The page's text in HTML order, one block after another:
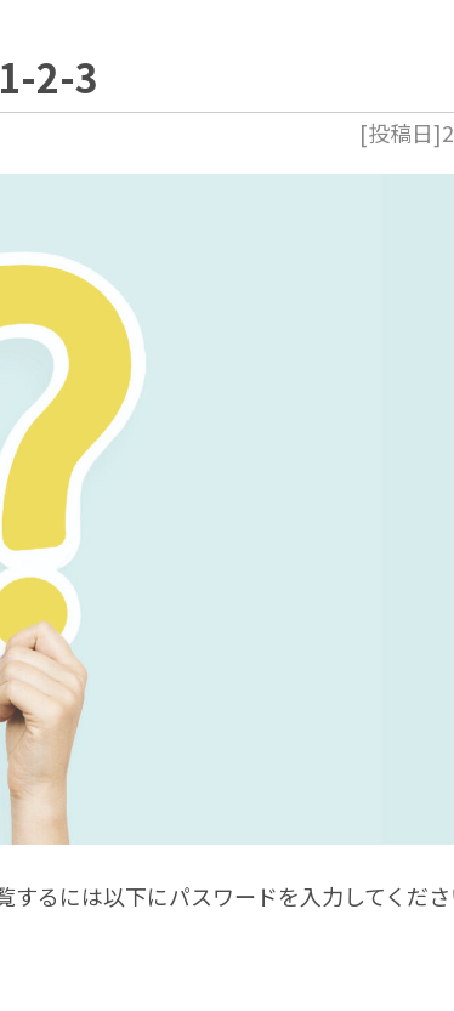
2-3
[投稿日
るには以下にパスワードを入力してくださ